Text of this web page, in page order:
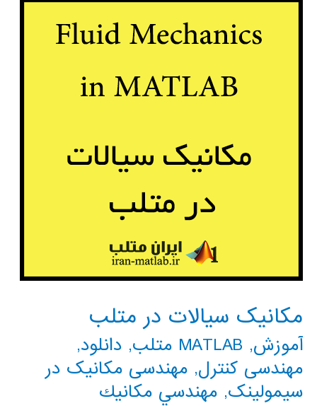
مکانیک سیالات در متلب
آموزش, MATLAB متلب , دانلود,
مهندسی کنترل, مهندسی مکانیک در
سیمولینک, مهندسي مكانيك